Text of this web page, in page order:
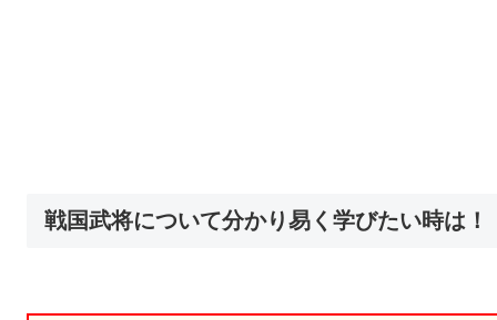
戦国武将について分かり易く学びたい時は！